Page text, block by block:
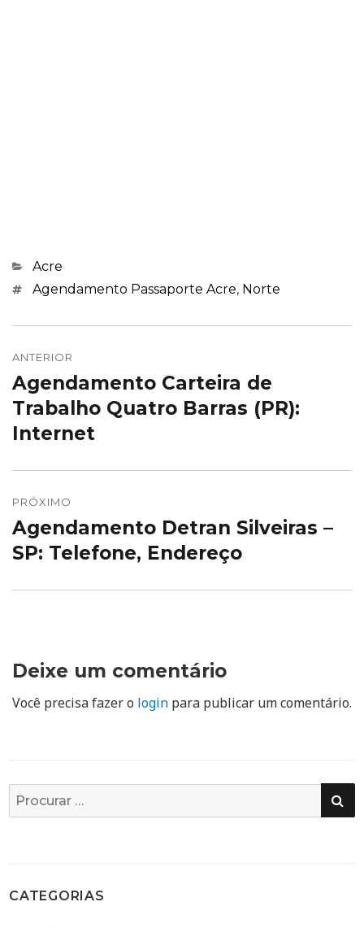
Categorias
Acre
Marcações
Agendamento Passaporte Acre, Norte
de
Post
ANTERIOR
Post
anterior:
Agendamento Carteira de
Trabalho Quatro Barras (PR):
Internet
PRÓXIMO
Próximo
post:
Agendamento Detran Silveiras –
SP: Telefone, Endereço
Deixe um comentário
Você precisa fazer o login para publicar um comentário.
Busca
por:
CATEGORIAS